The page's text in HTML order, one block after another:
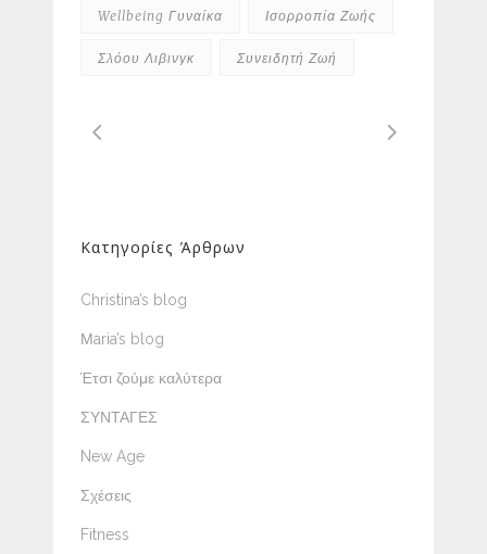
Wellbeing Γυναίκα Ισορροπία Ζωής
Σλόου Λιβινγκ Συνειδητή Ζωή
Κατηγορίες Άρθρων
Christina’s blog
Μaria’s blog
Έτσι ζούμε καλύτερα
ΣΥΝΤΑΓΕΣ
New Age
Σχέσεις
Fitness